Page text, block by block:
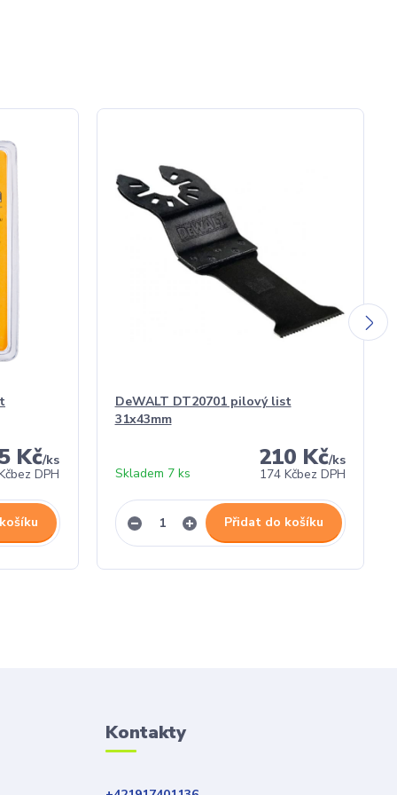
Kč/ks
bez DPH
DeWALT DT20701 pilový list
31x43mm
210 Kč/ks
174 Kčbez DPH
Skladem 7 ks
Přidat do košíku
Kontakty